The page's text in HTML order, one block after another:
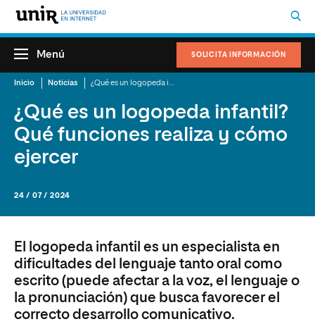
SOLICITA INFORMACIÓN
Menú
Inicio Noticias
¿Qué es un logopeda infantil?
Qué funciones realiza y cómo
ejercer
24 / 07 / 2024
El logopeda infantil es un especialista en
dificultades del lenguaje tanto oral como
escrito (puede afectar a la voz, el lenguaje o
la pronunciación) que busca favorecer el
correcto desarrollo comunicativo.